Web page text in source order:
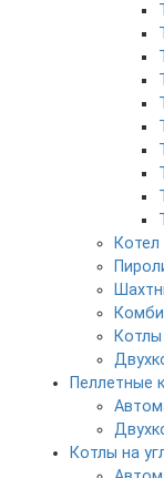
Котел
Котлы
Пеллетные
Котлы на